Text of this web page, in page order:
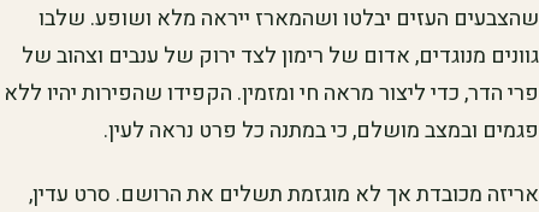
שהצבעים העזים יבלטו ושהמארז ייראה מלא ושופע. שלבו
גוונים מנוגדים, אדום של רימון לצד ירוק של ענבים וצהוב של
פרי הדר, כדי ליצור מראה חי ומזמין. הקפידו שהפירות יהיו ללא
פגמים ובמצב מושלם, כי במתנה כל פרט נראה לעין.
אריזה מכובדת אך לא מוגזמת תשלים את הרושם. סרט עדין,